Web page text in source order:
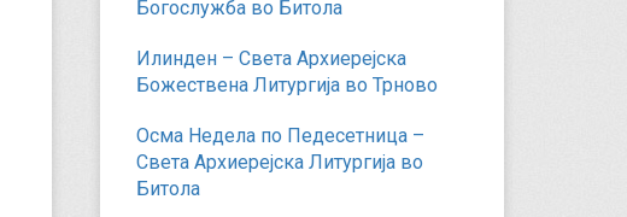
Богослужба во Битола
Илинден – Света Архиерејска
Божествена Литургија во Трново
Осма Недела по Педесетница –
Света Архиерејска Литургија во
Битола